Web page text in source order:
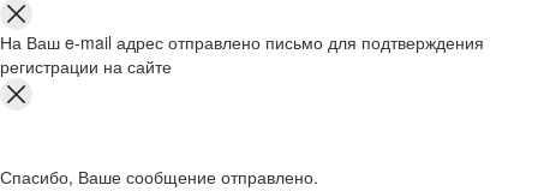
На Ваш e-mail адрес отправлено письмо для подтверждения
регистрации на сайте
Спасибо, Ваше сообщение отправлено.